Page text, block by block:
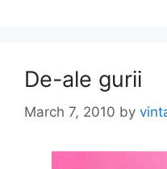
De-ale gurii
March 7, 2010 by